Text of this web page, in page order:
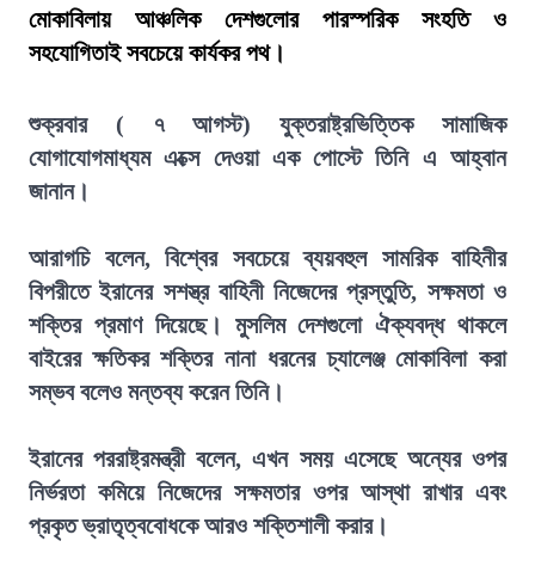
মোকাবিলায় আঞ্চলিক দেশগুলোর পারস্পরিক সংহতি ও
সহযোগিতাই সবচেয়ে কার্যকর পথ।
শুক্রবার ( ৭ আগস্ট) যুক্তরাষ্ট্রভিত্তিক সামাজিক
যোগাযোগমাধ্যম এক্সে দেওয়া এক পোস্টে তিনি এ আহ্বান
জানান।
আরাগচি বলেন, বিশ্বের সবচেয়ে ব্যয়বহুল সামরিক বাহিনীর
বিপরীতে ইরানের সশস্ত্র বাহিনী নিজেদের প্রস্তুতি, সক্ষমতা ও
শক্তির প্রমাণ দিয়েছে। মুসলিম দেশগুলো ঐক্যবদ্ধ থাকলে
বাইরের ক্ষতিকর শক্তির নানা ধরনের চ্যালেঞ্জ মোকাবিলা করা
সম্ভব বলেও মন্তব্য করেন তিনি।
ইরানের পররাষ্ট্রমন্ত্রী বলেন, এখন সময় এসেছে অন্যের ওপর
নির্ভরতা কমিয়ে নিজেদের সক্ষমতার ওপর আস্থা রাখার এবং
প্রকৃত ভ্রাতৃত্ববোধকে আরও শক্তিশালী করার।